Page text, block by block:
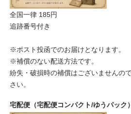
全国一律 185円
追跡番号付き
※ポスト投函でのお届けとなります。
※補償のない配送方法です。
紛失・破損時の補償はございませんの
さい。
宅配便（宅配便コンパクト/ゆうパック）